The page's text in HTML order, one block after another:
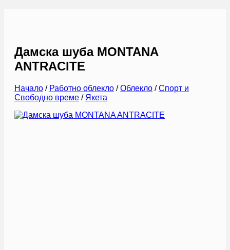
Дамска шуба MONTANA
ANTRACITE
Начало / Работно облекло / Облекло / Спорт и
Свободно време / Якета